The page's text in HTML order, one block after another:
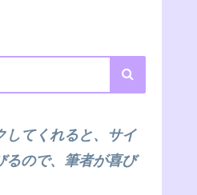
してくれると、サイ
るので、筆者が喜び